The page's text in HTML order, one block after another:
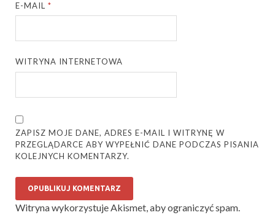
E-MAIL*
WITRYNA INTERNETOWA
ZAPISZ MOJE DANE, ADRES E-MAIL I WITRYNĘ W
PRZEGLĄDARCE ABY WYPEŁNIĆ DANE PODCZAS PISANIA
KOLEJNYCH KOMENTARZY.
Witryna wykorzystuje Akismet, aby ograniczyć spam.